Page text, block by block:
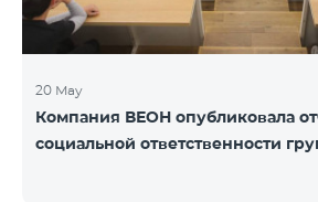
20 May
Компания ВЕОН опубликовала
социальной ответственности